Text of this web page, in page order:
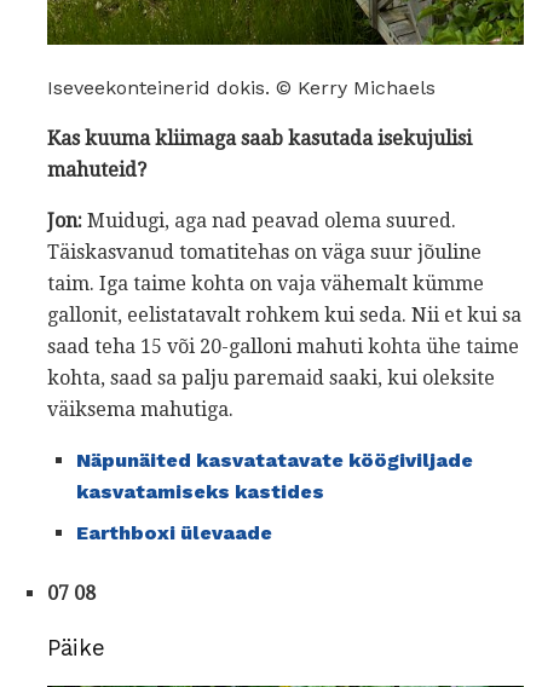
Iseveekonteinerid dokis. © Kerry Michaels
Kas kuuma kliimaga saab kasutada isekujulisi
mahuteid?
Jon: Muidugi, aga nad peavad olema suured.
Täiskasvanud tomatitehas on väga suur jõuline
taim. Iga taime kohta on vaja vähemalt kümme
gallonit, eelistatavalt rohkem kui seda. Nii et kui sa
saad teha 15 või 20-galloni mahuti kohta ühe taime
kohta, saad sa palju paremaid saaki, kui oleksite
väiksema mahutiga.
Näpunäited kasvatatavate köögiviljade
kasvatamiseks kastides
Earthboxi ülevaade
07 08
Päike